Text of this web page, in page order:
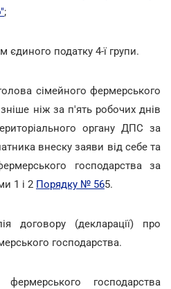
;
єдиного податку 4-ї групи.
сімейного фермерського
ніж за п'ять робочих днів
органу ДПС за
внеску заяви від себе та
господарства за
1 і 2 Порядку № 565.
договору (декларації) про
господарства.
господарства